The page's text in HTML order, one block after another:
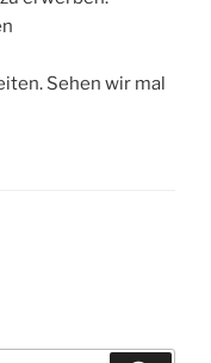
Sehen wir mal